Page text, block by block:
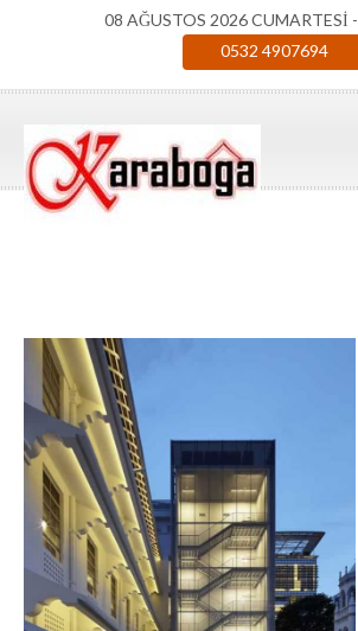
08 AĞUSTOS 2026 CUMARTESİ -
0532 4907694